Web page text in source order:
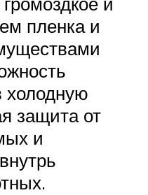
пленка и
холодную
защита от
и